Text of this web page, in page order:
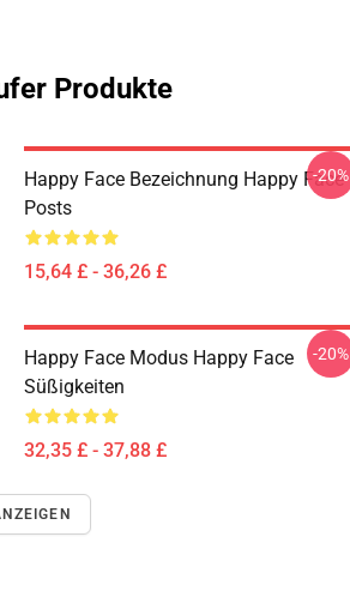
Produkte
Happy Face Bezeichnung Happy Face
Posts
15,64 £ - 36,26 £
-20%
Happy Face Modus Happy Face
Süßigkeiten
32,35 £ - 37,88 £
-20%